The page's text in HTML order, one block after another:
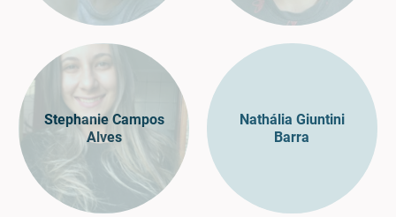
Stephanie Campos
Alves
Nathália Giuntini
Barra